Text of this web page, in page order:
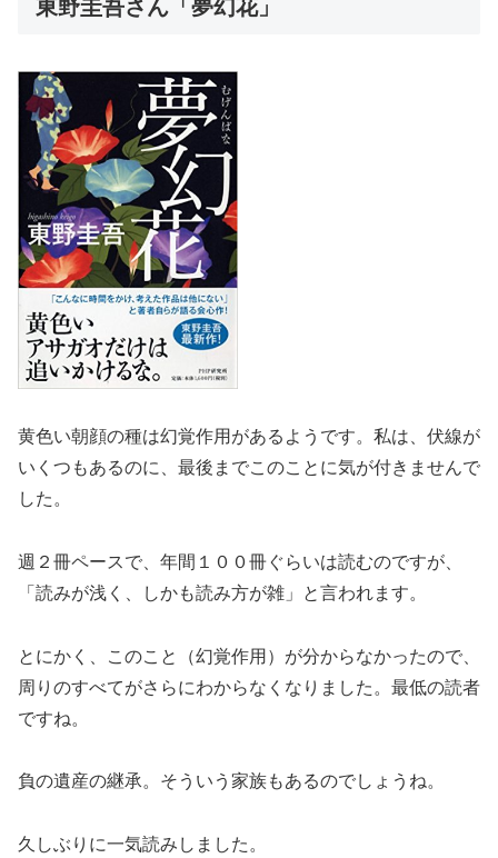
東野圭吾さん「夢幻花」
黄色い朝顔の種は幻覚作用があるようです。私は、伏線が
いくつもあるのに、最後までこのことに気が付きませんで
した。
週２冊ペースで、年間１００冊ぐらいは読むのですが、
「読みが浅く、しかも読み方が雑」と言われます。
とにかく、このこと（幻覚作用）が分からなかったので、
周りのすべてがさらにわからなくなりました。最低の読者
ですね。
負の遺産の継承。そういう家族もあるのでしょうね。
久しぶりに一気読みしました。